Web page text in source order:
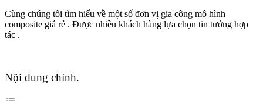
Cùng chúng tôi tìm hiểu về một số đơn vị gia công mô hình
composite giá rẻ . Được nhiều khách hàng lựa chọn tin tưởng hợp
tác .
Nội dung chính.